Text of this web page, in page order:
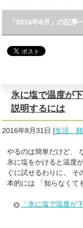
「2016年8月」の記事
氷に塩で温度が
説明するには
2016年8月31日 [生活、
やるのは簡単だけど、
氷に塩をかけると温度
ぐに試せるわりに、 そ
本的には 「知らなくて
「氷に塩で温度が